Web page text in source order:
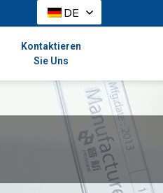
DE
Kontaktieren
Sie Uns